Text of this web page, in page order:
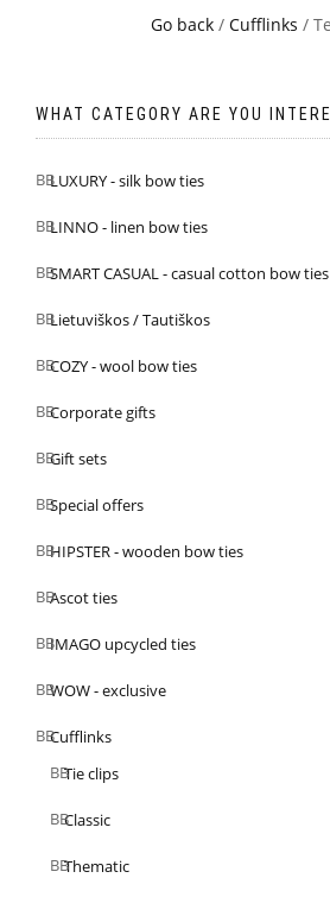
Go back / Cufflinks /
WHAT CATEGORY ARE YOU
LUXURY - silk bow ties
LINNO - linen bow ties
SMART CASUAL - casual cotton bow ties
Lietuviškos / Tautiškos
COZY - wool bow ties
Corporate gifts
Gift sets
Special offers
HIPSTER - wooden bow ties
Ascot ties
IMAGO upcycled ties
WOW - exclusive
Cufflinks
Tie clips
Classic
Thematic